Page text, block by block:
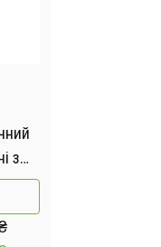
RAF